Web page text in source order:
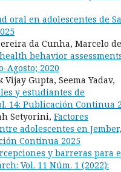
oral en adolescentes de
da Cunha, Marcelo de
behavior
Agosto; 2020
Gupta, Seema Yadav,
y estudiantes de
14: Publicación Continua
Setyorini, Factores
adolescentes en Jember,
Continua 2025
y barreras para
Vol. 11 Núm. 1 (2022):